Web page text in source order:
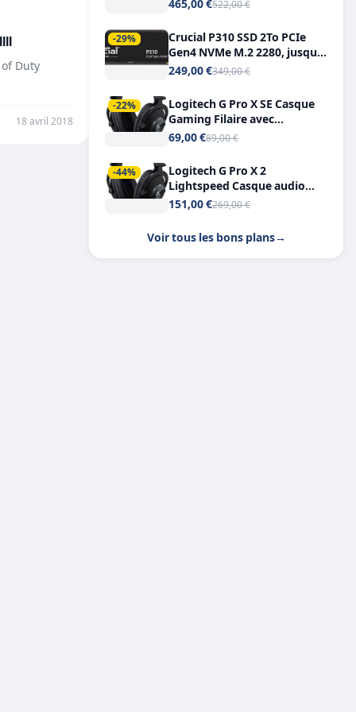
Duty
18 avril 2018
465,00 €522,00 €
-29%
Crucial P310 SSD 2To PCIe
Gen4 NVMe M.2 2280, jusqu’à
7.100 Mo/s
249,00 €349,00 €
-22%
Logitech G Pro X SE Casque
Gaming Filaire avec
Microphone Micro
7.1
69,00 €89,00 €
-44%
Logitech G Pro X 2
Lightspeed Casque audio
bluetooth
151,00 €269,00 €
Voir tous les bons plans→